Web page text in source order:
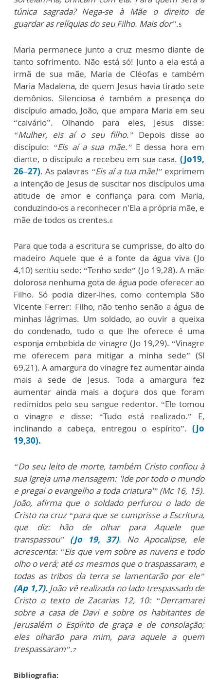
túnica sagrada? Nega-se à Mãe o direito de
guardar as relíquias do seu Filho. Mais dor”.5
Maria permanece junto a cruz mesmo diante de
tanto sofrimento. Não está só! Junto a ela está a
irmã de sua mãe, Maria de Cléofas e também
Maria Madalena, de quem Jesus havia tirado sete
demônios. Silenciosa é também a presença do
discípulo amado, João, que ampara Maria em seu
“calvário”. Olhando para eles, Jesus disse:
“Mulher, eis aí o seu filho.”Depois disse ao
discípulo: “Eis aí a sua mãe.”E dessa hora em
diante, o discípulo a recebeu em sua casa. (Jo19,
26–27). As palavras “Eis aí a tua mãe!” exprimem
a intenção de Jesus de suscitar nos discípulos uma
atitude de amor e confiança para com Maria,
conduzindo-os a reconhecer n'Ela a própria mãe, e
mãe de todos os crentes.6
Para que toda a escritura se cumprisse, do alto do
madeiro Aquele que é a fonte da água viva (Jo
4,10) sentiu sede: “Tenho sede” (Jo 19,28). A mãe
dolorosa nenhuma gota de água pode oferecer ao
Filho. Só podia dizer-lhes, como contempla São
Vicente Ferrer: Filho, não tenho senão a água de
minhas lágrimas. Um soldado, ao ouvir a queixa
do condenado, tudo o que lhe oferece é uma
esponja embebida de vinagre (Jo 19,29). “Vinagre
me oferecem para mitigar a minha sede” (Sl
69,21). A amargura do vinagre fez aumentar ainda
mais a sede de Jesus. Toda a amargura fez
aumentar ainda mais a doçura dos que foram
redimidos pelo seu sangue redentor. “Ele tomou
o vinagre e disse: “Tudo está realizado.” E,
inclinando a cabeça, entregou o espírito”. (Jo
19,30).
“Do seu leito de morte, também Cristo confiou à
sua Igreja uma mensagem: 'Ide por todo o mundo
e pregai o evangelho a toda criatura'” (Mc 16, 15).
João, afirma que o soldado perfurou o lado de
Cristo na cruz “para que se cumprisse a Escritura,
que diz: hão de olhar para Aquele que
transpassou” (Jo 19, 37). No Apocalipse, ele
acrescenta: “Eis que vem sobre as nuvens e todo
olho o verá; até os mesmos que o traspassaram, e
todas as tribos da terra se lamentarão por ele”
(Ap 1,7). João vê realizada no lado trespassado de
Cristo o texto de Zacarias 12, 10: “Derramarei
sobre a casa de Davi e sobre os habitantes de
Jerusalém o Espírito de graça e de consolação;
eles olharão para mim, para aquele a quem
trespassaram”.7
Bibliografia: